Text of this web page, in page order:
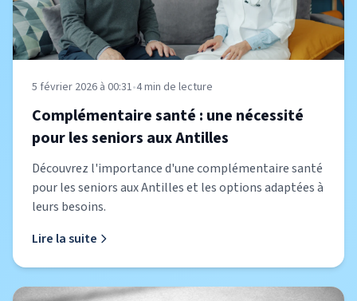
5 février 2026 à 00:31•4min de lecture
Complémentaire santé : une nécessité
pour les seniors aux Antilles
Découvrez l'importance d'une complémentaire santé
pour les seniors aux Antilles et les options adaptées à
leurs besoins.
Lire la suite